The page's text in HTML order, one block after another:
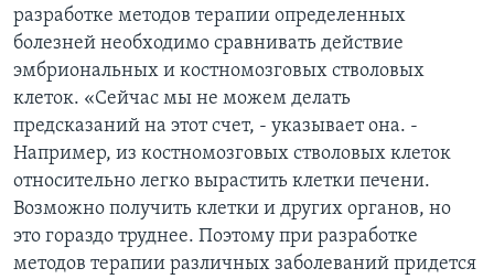
разработке методов терапии определенных
болезней необходимо сравнивать действие
эмбриональных и костномозговых стволовых
клеток. «Сейчас мы не можем делать
предсказаний на этот счет, - указывает она. -
Например, из костномозговых стволовых клеток
относительно легко вырастить клетки печени.
Возможно получить клетки и других органов, но
это гораздо труднее. Поэтому при разработке
методов терапии различных заболеваний придется